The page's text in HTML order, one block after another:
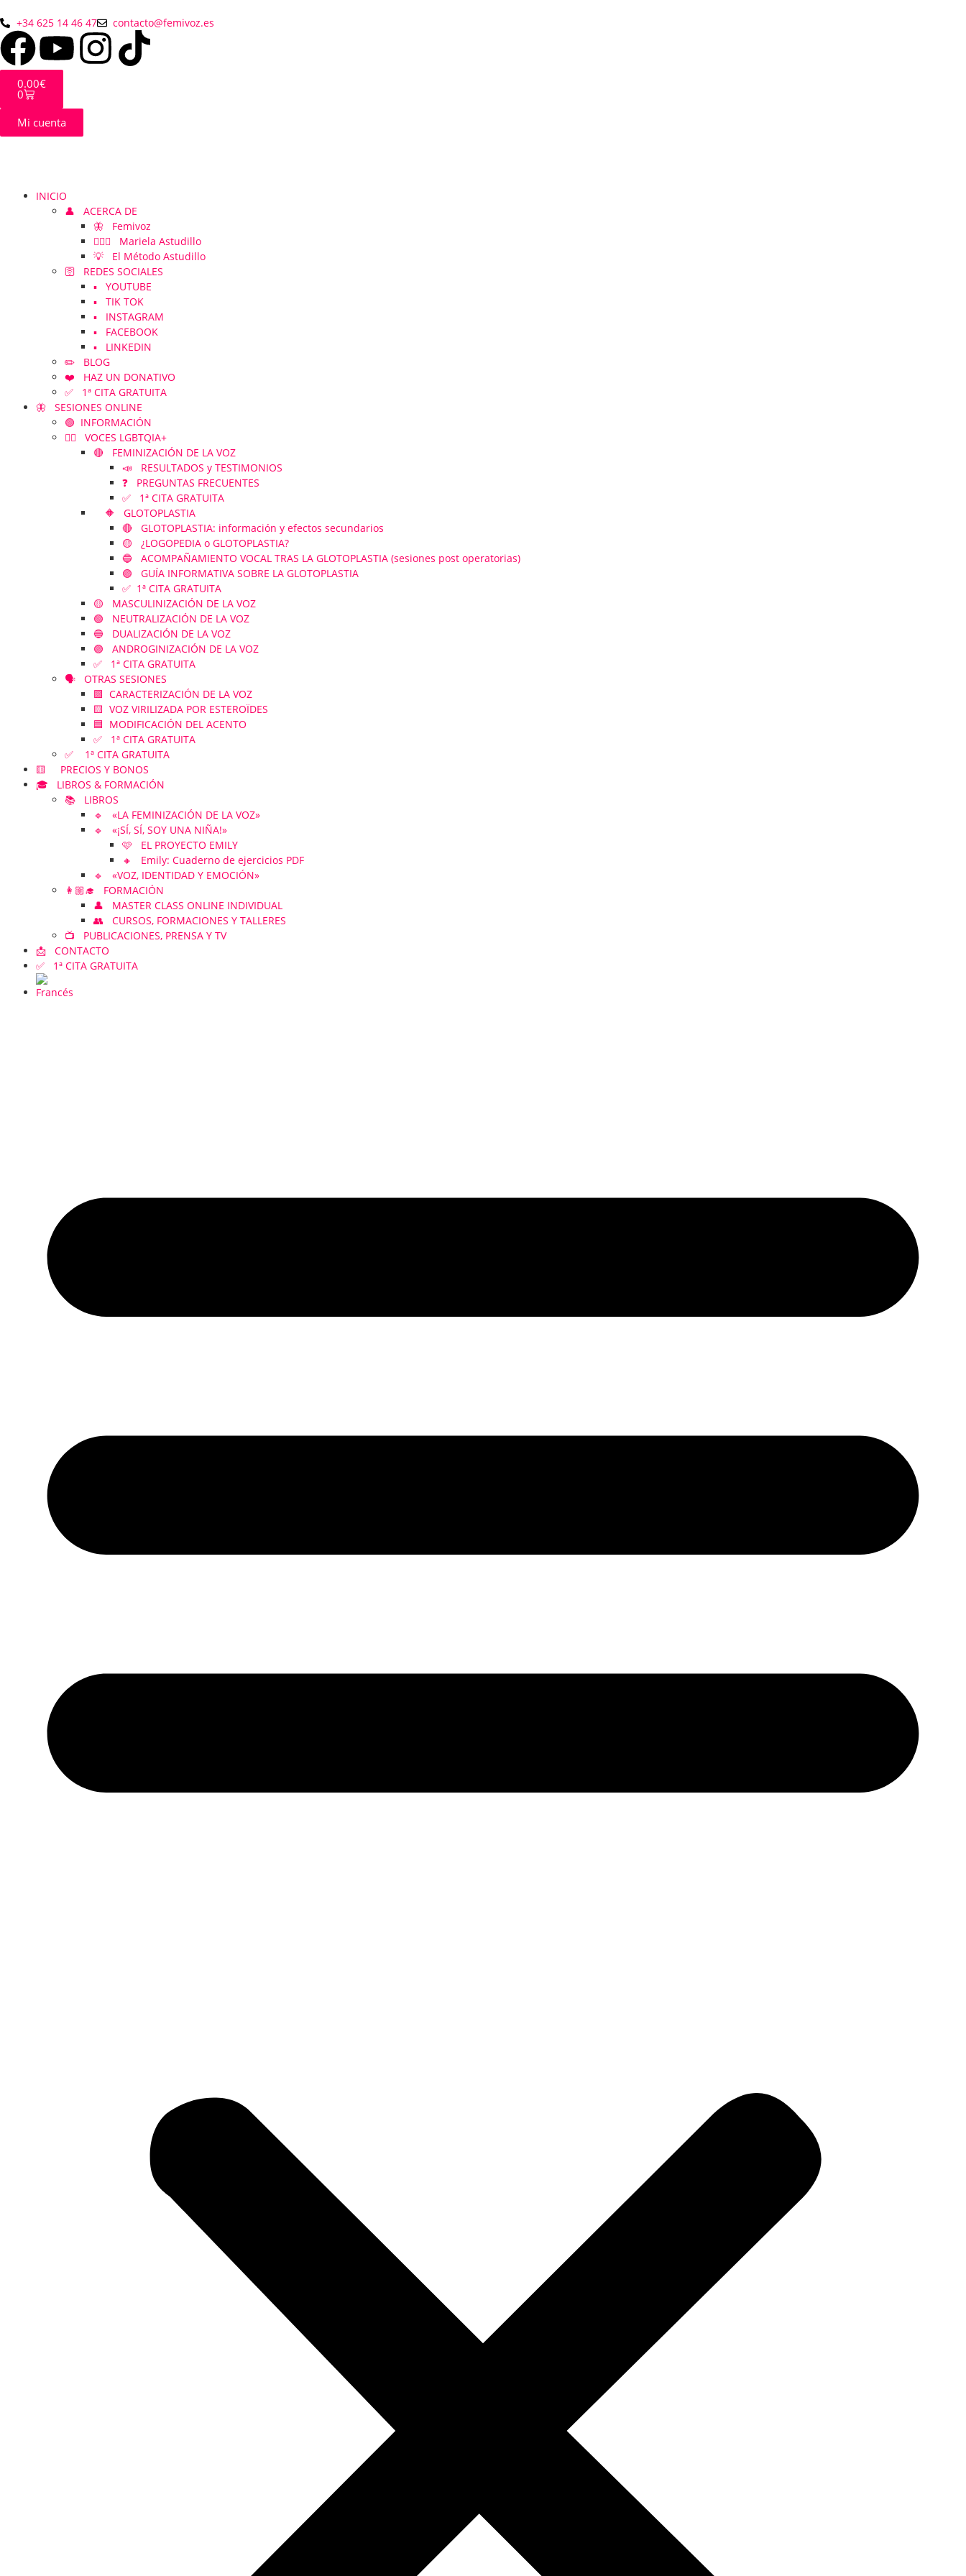
+34 625 14 46 47 contacto@femivoz.es
0.00€
0
Mi cuenta
INICIO
👤 ACERCA DE
🦋 Femivoz
👱🏻‍♀️ Mariela Astudillo
💡 El Método Astudillo
🛜 REDES SOCIALES
▪️ YOUTUBE
▪️ TIK TOK
▪️ INSTAGRAM
▪️ FACEBOOK
▪️ LINKEDIN
✏️ BLOG
❤️ HAZ UN DONATIVO
✅ 1ª CITA GRATUITA
🦋 SESIONES ONLINE
🟢 INFORMACIÓN
🏳️‍🌈 VOCES LGBTQIA+
🔴 FEMINIZACIÓN DE LA VOZ
📣 RESULTADOS y TESTIMONIOS
❓ PREGUNTAS FRECUENTES
✅ 1ª CITA GRATUITA
🔶 GLOTOPLASTIA
🔴 GLOTOPLASTIA: información y efectos secundarios
🟡 ¿LOGOPEDIA o GLOTOPLASTIA?
🔵 ACOMPAÑAMIENTO VOCAL TRAS LA GLOTOPLASTIA (sesiones post operatorias)
🟣 GUÍA INFORMATIVA SOBRE LA GLOTOPLASTIA
✅ 1ª CITA GRATUITA
🟡 MASCULINIZACIÓN DE LA VOZ
🟢 NEUTRALIZACIÓN DE LA VOZ
🔵 DUALIZACIÓN DE LA VOZ
🟣 ANDROGINIZACIÓN DE LA VOZ
✅ 1ª CITA GRATUITA
🗣️ OTRAS SESIONES
🟪 CARACTERIZACIÓN DE LA VOZ
🟨 VOZ VIRILIZADA POR ESTEROÏDES
🟦 MODIFICACIÓN DEL ACENTO
✅ 1ª CITA GRATUITA
✅ 1ª CITA GRATUITA
🟨 PRECIOS Y BONOS
🎓 LIBROS & FORMACIÓN
📚 LIBROS
🔹 «LA FEMINIZACIÓN DE LA VOZ»
🔹 «¡SÍ, SÍ, SOY UNA NIÑA!»
🩷 EL PROYECTO EMILY
🔸 Emily: Cuaderno de ejercicios PDF
🔹 «VOZ, IDENTIDAD Y EMOCIÓN»
👩🏼‍🎓 FORMACIÓN
👤 MASTER CLASS ONLINE INDIVIDUAL
👥 CURSOS, FORMACIONES Y TALLERES
📺 PUBLICACIONES, PRENSA Y TV
📩 CONTACTO
✅ 1ª CITA GRATUITA